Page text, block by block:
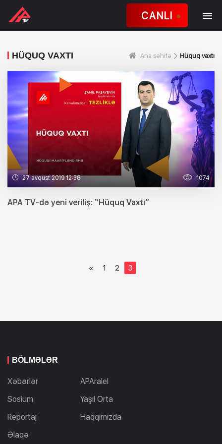
CANLI
HÜQUQ VAXTI Ana səhifə Hüquq vaxtı
27 avqust 2019 12:38 1074
APA TV-də yeni veriliş: “Hüquq Vaxtı”
« 1 2 3
BÖLMƏLƏR
Xəbərlər
APAralel
Sosium
Yaşıl Orta
Reportaj
Haqqımızda
Əlaqə